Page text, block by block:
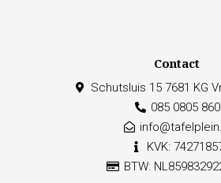
Contact
Schutsluis 15 7681 KG
085 0805 860
KVK:
BTW: